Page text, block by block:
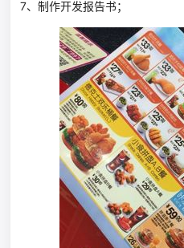
7、制作开发报告书；